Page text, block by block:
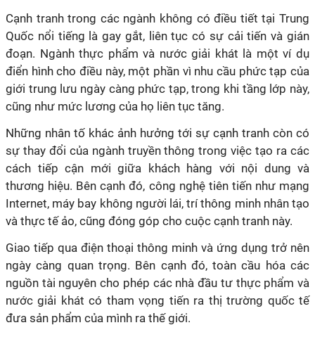
Cạnh tranh trong các ngành không có điều tiết tại Trung
Quốc nổi tiếng là gay gắt, liên tục có sự cải tiến và gián
đoạn. Ngành thực phẩm và nước giải khát là một ví dụ
điển hình cho điều này, một phần vì nhu cầu phức tạp của
giới trung lưu ngày càng phức tạp, trong khi tầng lớp này,
cũng như mức lương của họ liên tục tăng.
Những nhân tố khác ảnh hưởng tới sự cạnh tranh còn có
sự thay đổi của ngành truyền thông trong việc tạo ra các
cách tiếp cận mới giữa khách hàng với nội dung và
thương hiệu. Bên cạnh đó, công nghệ tiên tiến như mạng
Internet, máy bay không người lái, trí thông minh nhân tạo
và thực tế ảo, cũng đóng góp cho cuộc cạnh tranh này.
Giao tiếp qua điện thoại thông minh và ứng dụng trở nên
ngày càng quan trọng. Bên cạnh đó, toàn cầu hóa các
nguồn tài nguyên cho phép các nhà đầu tư thực phẩm và
nước giải khát có tham vọng tiến ra thị trường quốc tế
đưa sản phẩm của mình ra thế giới.